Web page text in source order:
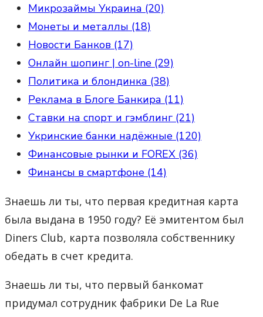
Микрозаймы Украина (20)
Монеты и металлы (18)
Новости Банков (17)
Онлайн шопинг | on-line (29)
Политика и блондинка (38)
Реклама в Блоге Банкира (11)
Ставки на спорт и гэмблинг (21)
Укринские банки надёжные (120)
Финансовые рынки и FOREX (36)
Финансы в смартфоне (14)
Знаешь ли ты, что первая кредитная карта
была выдана в 1950 году? Её эмитентом был
Diners Club, карта позволяла собственнику
обедать в счет кредита.
Знаешь ли ты, что первый банкомат
придумал сотрудник фабрики De La Rue